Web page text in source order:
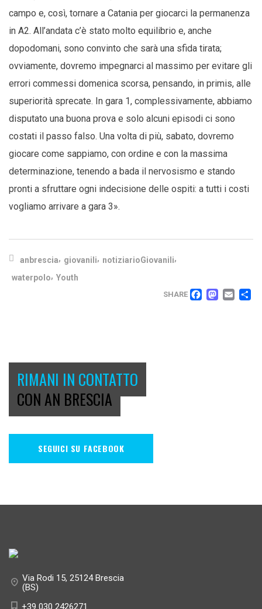
campo e, così, tornare a Catania per giocarci la permanenza
in A2. All’andata c’è stato molto equilibrio e, anche
dopodomani, sono convinto che sarà una sfida tirata;
ovviamente, dovremo impegnarci al massimo per evitare gli
errori commessi domenica scorsa, pensando, in primis, alle
superiorità sprecate. In gara 1, complessivamente, abbiamo
disputato una buona prova e solo alcuni episodi ci sono
costati il passo falso. Una volta di più, sabato, dovremo
giocare come sappiamo, con ordine e con la massima
determinazione, tenendo a bada il nervosismo e stando
pronti a sfruttare ogni indecisione delle ospiti: a tutti i costi
vogliamo arrivare a gara 3».
anbrescia, giovanili, notiziarioGiovanili,
waterpolo, Youth
SHARE
RIMANI IN CONTATTO
CON AN BRESCIA
SEGUICI SU FACEBOOK
Via Rodi 15, 25124 Brescia
(BS)
+39 030 2426271